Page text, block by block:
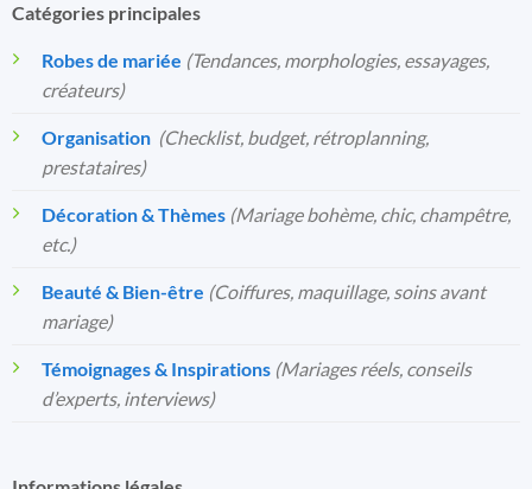
Catégories principales
Robes de mariée (Tendances, morphologies, essayages,
créateurs)
Organisation️ (Checklist, budget, rétroplanning,
prestataires)
Décoration & Thèmes (Mariage bohème, chic, champêtre,
etc.)
Beauté & Bien-être (Coiffures, maquillage, soins avant
mariage)
Témoignages & Inspirations (Mariages réels, conseils
d’experts, interviews)